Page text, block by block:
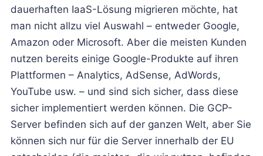
dauerhaften IaaS-Lösung migrieren möchte, hat
man nicht allzu viel Auswahl – entweder Google,
Amazon oder Microsoft. Aber die meisten Kunden
nutzen bereits einige Google-Produkte auf ihren
Plattformen – Analytics, AdSense, AdWords,
YouTube usw. – und sind sich sicher, dass diese
sicher implementiert werden können. Die GCP-
Server befinden sich auf der ganzen Welt, aber Sie
können sich nur für die Server innerhalb der EU